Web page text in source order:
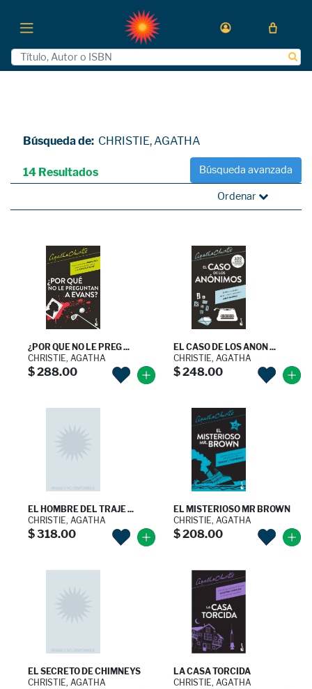
Búsqueda de: CHRISTIE, AGATHA
14 Resultados Búsqueda avanzada
Ordenar
¿POR QUE NO LE PREG ...
CHRISTIE, AGATHA
$ 288.00
EL CASO DE LOS ANON ...
CHRISTIE, AGATHA
$ 248.00
EL HOMBRE DEL TRAJE ...
CHRISTIE, AGATHA
$ 318.00
EL MISTERIOSO MR BROWN
CHRISTIE, AGATHA
$ 208.00
EL SECRETO DE CHIMNEYS
CHRISTIE, AGATHA
LA CASA TORCIDA
CHRISTIE, AGATHA